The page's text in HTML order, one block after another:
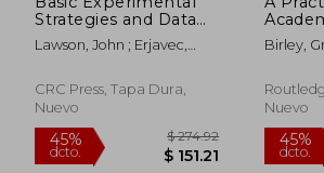
Strategies and Data
Analysis for Science
and Engineering (en
Lawson, John ; Erjavec,
CRC Press, Tapa Dura,
Nuevo
(en
Birley,
Nuevo